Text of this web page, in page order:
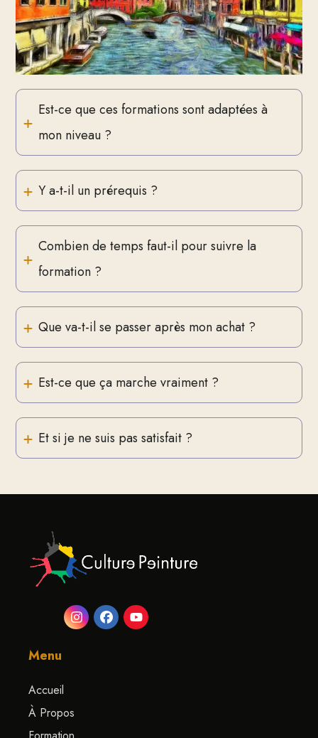
Est-ce que ces formations sont adaptées à
mon niveau ?
Y a-t-il un prérequis ?
Combien de temps faut-il pour suivre la
formation ?
Que va-t-il se passer après mon achat ?
Est-ce que ça marche vraiment ?
Et si je ne suis pas satisfait ?
Menu
Accueil
À Propos